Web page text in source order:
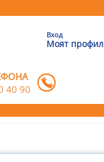
Вход
Моят профил
40 90